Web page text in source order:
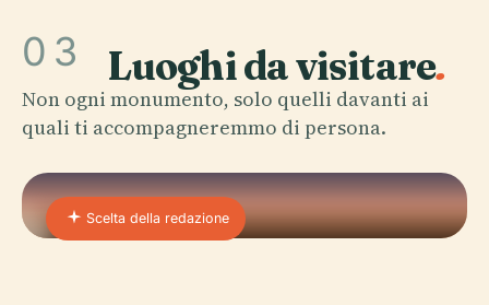
03 Luoghi da visitare.
Non ogni monumento, solo quelli davanti ai
quali ti accompagneremmo di persona.
Scelta della redazione